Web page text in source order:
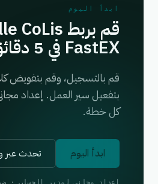
ابدأ اليوم
FastEX في 5 دقائق.
قم بالتسجيل، وقم بتفويض
بتفعيل سير العمل. إعداد
كل خطة.
ابدأ اليوم تحدث عبر